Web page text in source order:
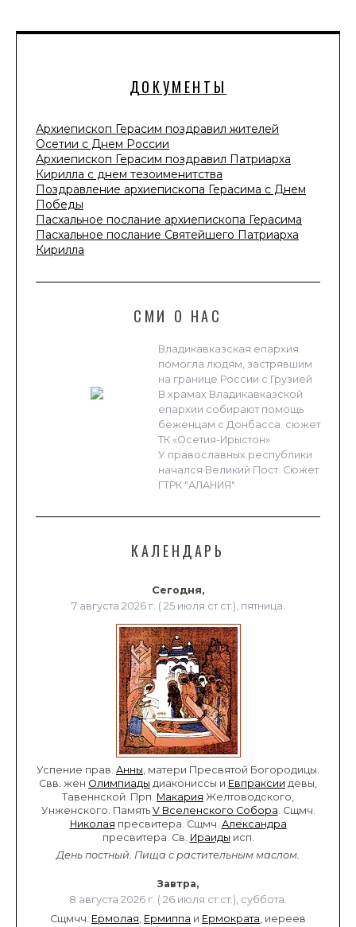
ДОКУМЕНТЫ
Архиепископ Герасим поздравил жителей
Осетии с Днем России
Архиепископ Герасим поздравил Патриарха
Кирилла с днем тезоименитства
Поздравление архиепископа Герасима с Днем
Победы
Пасхальное послание архиепископа Герасима
Пасхальное послание Святейшего Патриарха
Кирилла
СМИ О НАС
Владикавказская епархия
помогла людям, застрявшим
на границе России с Грузией
В храмах Владикавказской
епархии собирают помощь
беженцам с Донбасса. сюжет
ТК «Осетия-Ирыстон»
У православных республики
начался Великий Пост. Сюжет
ГТРК "АЛАНИЯ"
КАЛЕНДАРЬ
Сегодня,
7 августа 2026 г. ( 25 июля ст.ст.), пятница.
Успение прав. Анны, матери Пресвятой Богородицы.
Свв. жен Олимпиады диакониссы и Евпраксии девы,
Тавеннской. Прп. Макария Желтоводского,
Унженского. Память V Вселенского Собора. Сщмч.
Николая пресвитера. Сщмч. Александра
пресвитера. Св. Ираиды исп.
День постный. Пища с растительным маслом.
Завтра,
8 августа 2026 г. ( 26 июля ст.ст.), суббота.
Сщмчч. Ермолая, Ермиппа и Ермократа, иереев